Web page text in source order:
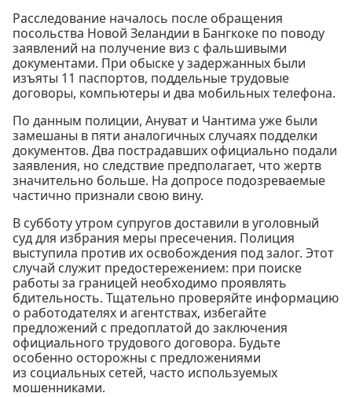
Расследование началось после обращения
посольства Новой Зеландии в Бангкоке по поводу
заявлений на получение виз с фальшивыми
документами. При обыске у задержанных были
изъяты 11 паспортов, поддельные трудовые
договоры, компьютеры и два мобильных телефона.
По данным полиции, Ануват и Чантима уже были
замешаны в пяти аналогичных случаях подделки
документов. Два пострадавших официально подали
заявления, но следствие предполагает, что жертв
значительно больше. На допросе подозреваемые
частично признали свою вину.
В субботу утром супругов доставили в уголовный
суд для избрания меры пресечения. Полиция
выступила против их освобождения под залог. Этот
случай служит предостережением: при поиске
работы за границей необходимо проявлять
бдительность. Тщательно проверяйте информацию
о работодателях и агентствах, избегайте
предложений с предоплатой до заключения
официального трудового договора. Будьте
особенно осторожны с предложениями
из социальных сетей, часто используемых
мошенниками.